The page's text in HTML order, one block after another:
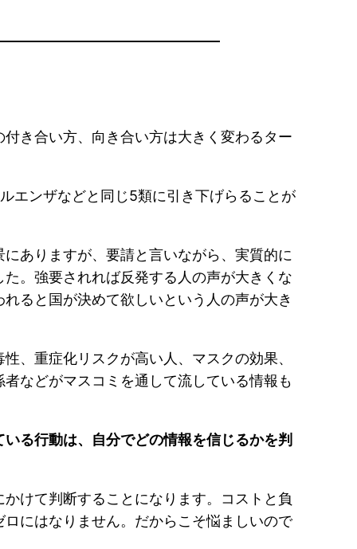
き合い方、向き合い方は大きく変わるター
エンザなどと同じ5類に引き下げらることが
ありますが、要請と言いながら、実質的に
。強要されれば反発する人の声が大きくな
ると国が決めて欲しいという人の声が大き
、重症化リスクが高い人、マスクの効果、
などがマスコミを通して流している情報も
いる行動は、自分でどの情報を信じるかを判
けて判断することになります。コストと負
にはなりません。だからこそ悩ましいので